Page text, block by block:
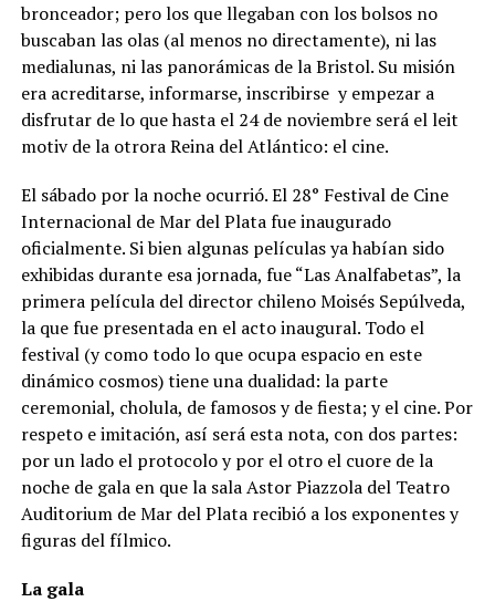
bronceador; pero los que llegaban con los bolsos no
buscaban las olas (al menos no directamente), ni las
medialunas, ni las panorámicas de la Bristol. Su misión
era acreditarse, informarse, inscribirse y empezar a
disfrutar de lo que hasta el 24 de noviembre será el leit
motiv de la otrora Reina del Atlántico: el cine.
El sábado por la noche ocurrió. El 28° Festival de Cine
Internacional de Mar del Plata fue inaugurado
oficialmente. Si bien algunas películas ya habían sido
exhibidas durante esa jornada, fue “Las Analfabetas”, la
primera película del director chileno Moisés Sepúlveda,
la que fue presentada en el acto inaugural. Todo el
festival (y como todo lo que ocupa espacio en este
dinámico cosmos) tiene una dualidad: la parte
ceremonial, cholula, de famosos y de fiesta; y el cine. Por
respeto e imitación, así será esta nota, con dos partes:
por un lado el protocolo y por el otro el cuore de la
noche de gala en que la sala Astor Piazzola del Teatro
Auditorium de Mar del Plata recibió a los exponentes y
figuras del fílmico.
La gala